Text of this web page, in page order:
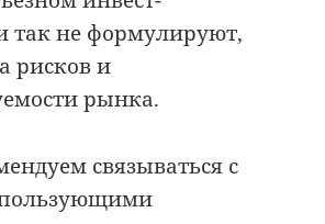
так не формулируют,
рисков и
рынка.
связываться с